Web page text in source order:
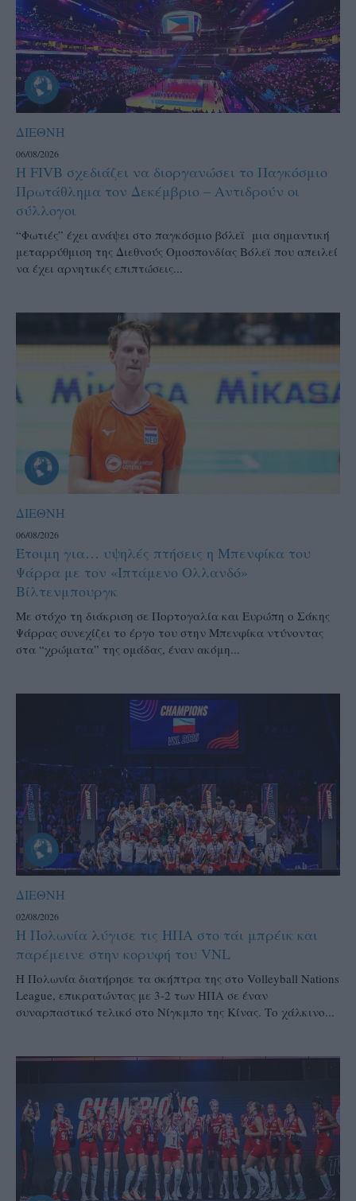
ΔΙΕΘΝΗ
06/08/2026
Η FIVB σχεδιάζει να διοργανώσει το Παγκόσμιο
Πρωτάθλημα τον Δεκέμβριο – Αντιδρούν οι
σύλλογοι
“Φωτιές” έχει ανάψει στο παγκόσμιο βόλεϊ μια σημαντική
μεταρρύθμιση της Διεθνούς Ομοσπονδίας Βόλεϊ που απειλεί
να έχει αρνητικές επιπτώσεις...
ΔΙΕΘΝΗ
06/08/2026
Έτοιμη για… υψηλές πτήσεις η Μπενφίκα του
Ψάρρα με τον «Ιπτάμενο Ολλανδό»
Βίλτενμπουργκ
Mε στόχο τη διάκριση σε Πορτογαλία και Ευρώπη ο Σάκης
Ψάρρας συνεχίζει το έργο του στην Μπενφίκα ντύνοντας
στα “χρώματα” της ομάδας, έναν ακόμη...
ΔΙΕΘΝΗ
02/08/2026
Η Πολωνία λύγισε τις ΗΠΑ στο τάι μπρέικ και
παρέμεινε στην κορυφή του VNL
Η Πολωνία διατήρησε τα σκήπτρα της στο Volleyball Nations
League, επικρατώντας με 3-2 των ΗΠΑ σε έναν
συναρπαστικό τελικό στο Νίγκμπο της Κίνας. Το χάλκινο...